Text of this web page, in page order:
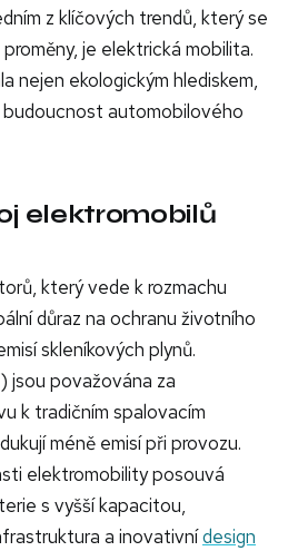
z klíčových trendů, který se
je elektrická mobilita.
nejen ekologickým hlediskem,
automobilového
elektromobilů
který vede k rozmachu
důraz na ochranu životního
skleníkových plynů.
jsou považována za
k tradičním spalovacím
méně emisí při provozu.
elektromobility posouvá
s vyšší kapacitou,
a inovativnídesign